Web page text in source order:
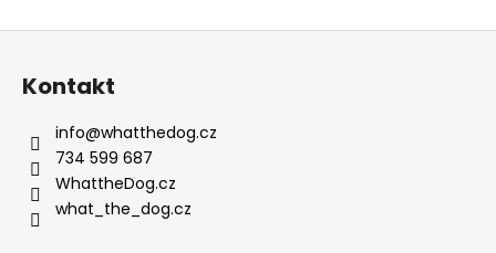
Z
Kontakt
info@whatthedog.cz
734 599 687
WhattheDog.cz
what_the_dog.cz